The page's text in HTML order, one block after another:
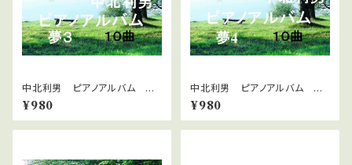
中北利男 ピアノアルバム 夢
３
¥980
中北利男 ピアノアルバム 夢
４
¥980